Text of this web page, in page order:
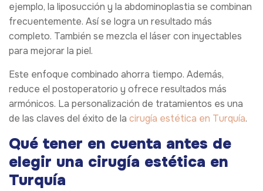
ejemplo, la liposucción y la abdominoplastia se combinan
frecuentemente. Así se logra un resultado más
completo. También se mezcla el láser con inyectables
para mejorar la piel.
Este enfoque combinado ahorra tiempo. Además,
reduce el postoperatorio y ofrece resultados más
armónicos. La personalización de tratamientos es una
de las claves del éxito de la cirugía estética en Turquía.
Qué tener en cuenta antes de
elegir una cirugía estética en
Turquía